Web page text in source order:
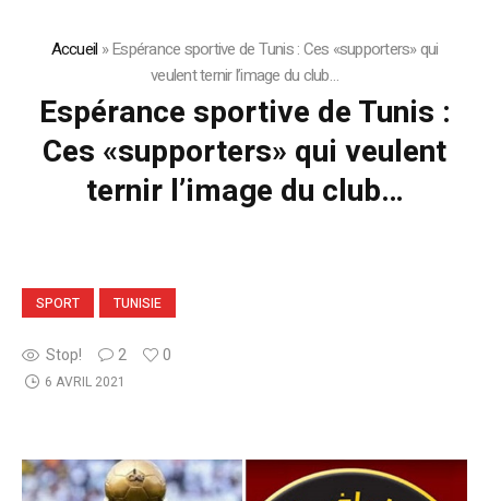
Accueil »Espérance sportive de Tunis : Ces «supporters» qui
veulent ternir l’image du club…
Espérance sportive de Tunis :
Ces «supporters» qui veulent
ternir l’image du club…
SPORT TUNISIE
Stop! 2 0
6 AVRIL 2021